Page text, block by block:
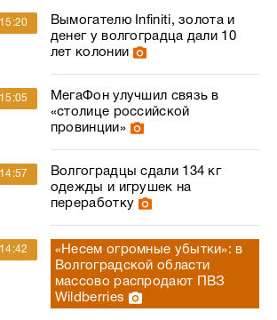
15:20
Вымогателю Infiniti, золота и
денег у волгоградца дали 10
лет колонии
15:05
МегаФон улучшил связь в
«столице российской
провинции»
14:57
Волгоградцы сдали 134 кг
одежды и игрушек на
переработку
14:42
«Несем огромные убытки»: в
Волгоградской области
массово распродают ПВЗ
Wildberries